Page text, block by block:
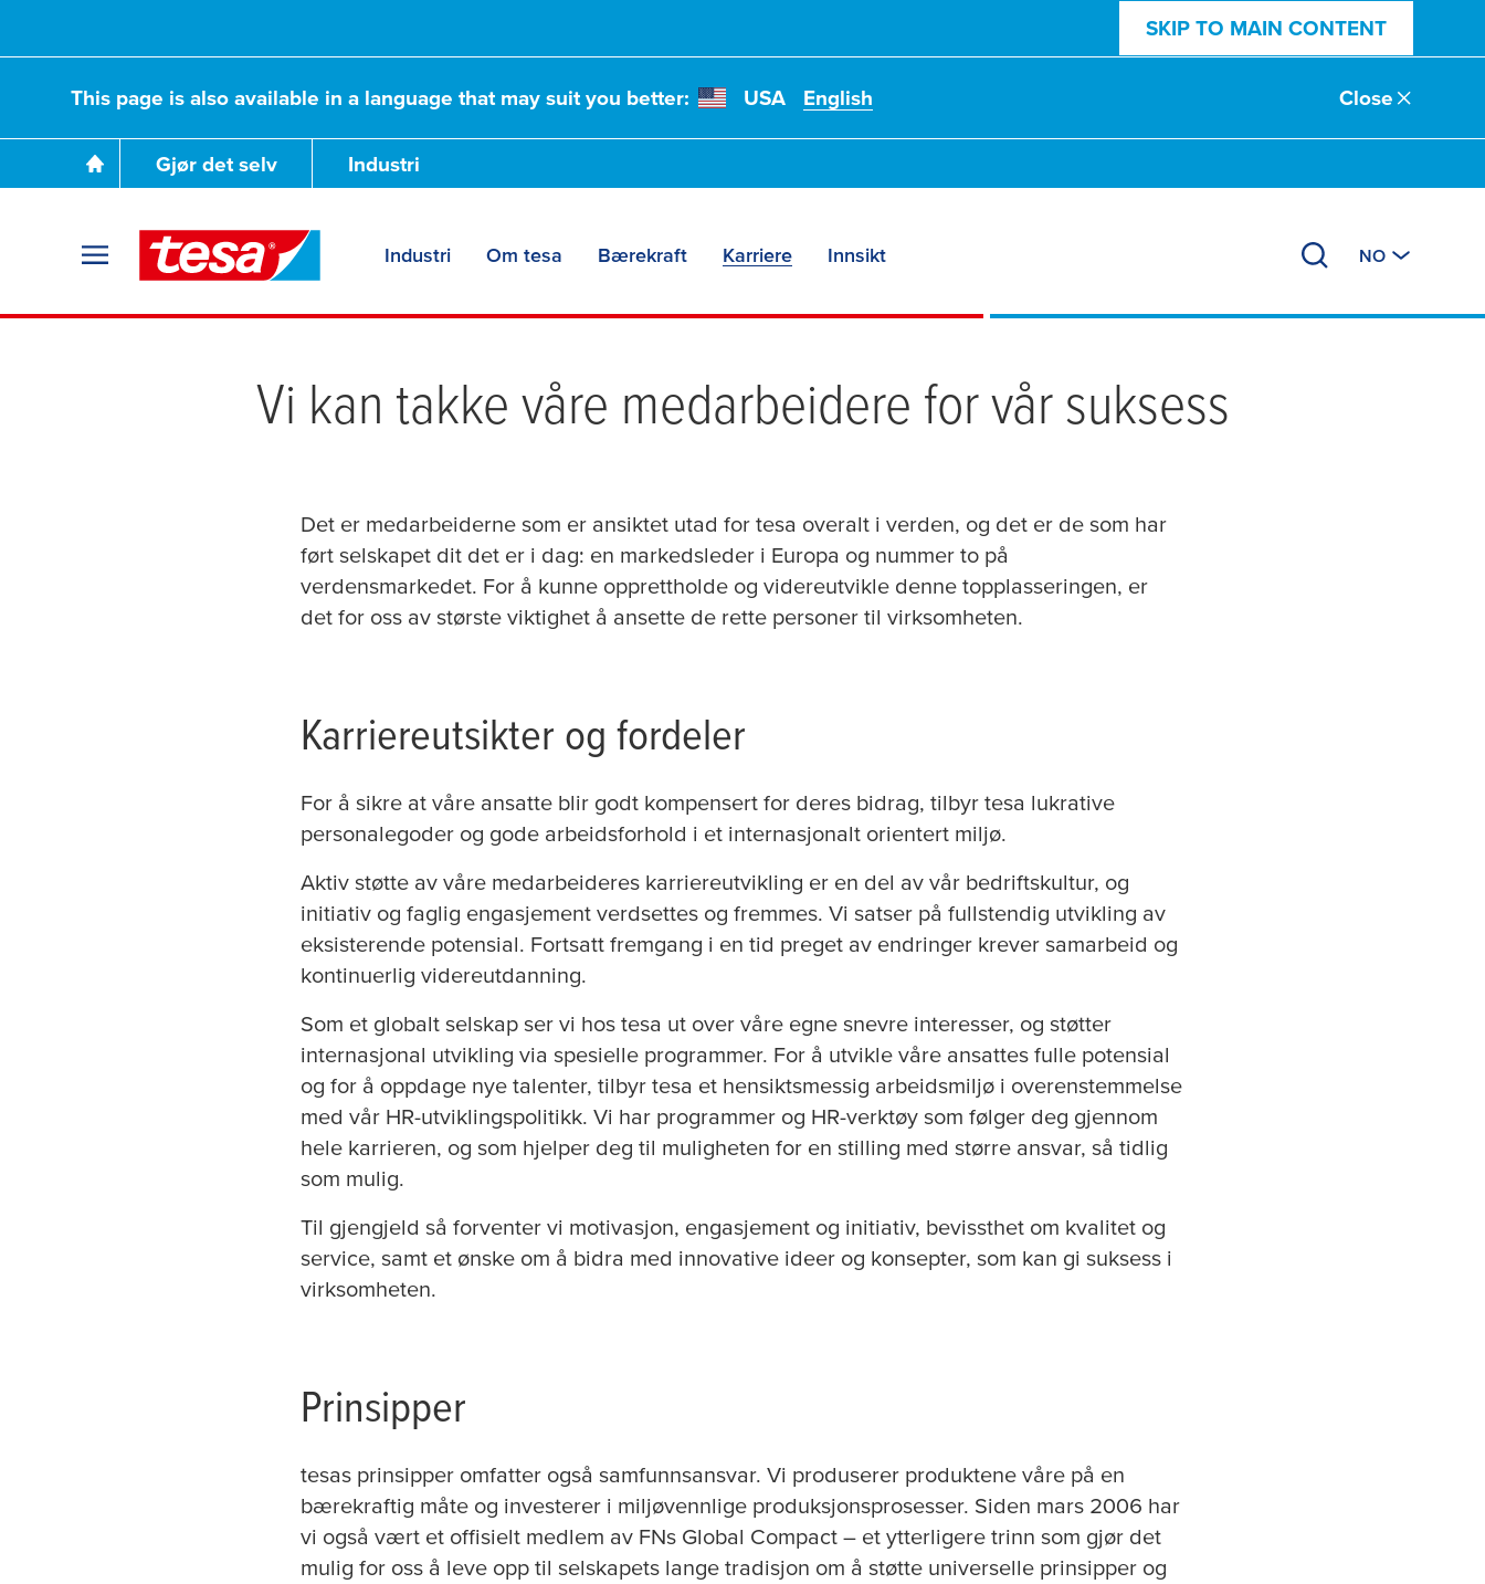
SKIP TO MAIN CONTENT
This page is also available in a language that may suit you better: USA English Close
Gjør det selv Industri
Industri Om tesa Bærekraft Karriere Innsikt NO
Vi kan takke våre medarbeidere for vår suksess
Det er medarbeiderne som er ansiktet utad for tesa overalt i verden, og det er de som har
ført selskapet dit det er i dag: en markedsleder i Europa og nummer to på
verdensmarkedet. For å kunne opprettholde og videreutvikle denne topplasseringen, er
det for oss av største viktighet å ansette de rette personer til virksomheten.
Karriereutsikter og fordeler
For å sikre at våre ansatte blir godt kompensert for deres bidrag, tilbyr tesa lukrative
personalegoder og gode arbeidsforhold i et internasjonalt orientert miljø.
Aktiv støtte av våre medarbeideres karriereutvikling er en del av vår bedriftskultur, og
initiativ og faglig engasjement verdsettes og fremmes. Vi satser på fullstendig utvikling av
eksisterende potensial. Fortsatt fremgang i en tid preget av endringer krever samarbeid og
kontinuerlig videreutdanning.
Som et globalt selskap ser vi hos tesa ut over våre egne snevre interesser, og støtter
internasjonal utvikling via spesielle programmer. For å utvikle våre ansattes fulle potensial
og for å oppdage nye talenter, tilbyr tesa et hensiktsmessig arbeidsmiljø i overenstemmelse
med vår HR-utviklingspolitikk. Vi har programmer og HR-verktøy som følger deg gjennom
hele karrieren, og som hjelper deg til muligheten for en stilling med større ansvar, så tidlig
som mulig.
Til gjengjeld så forventer vi motivasjon, engasjement og initiativ, bevissthet om kvalitet og
service, samt et ønske om å bidra med innovative ideer og konsepter, som kan gi suksess i
virksomheten.
Prinsipper
tesas prinsipper omfatter også samfunnsansvar. Vi produserer produktene våre på en
bærekraftig måte og investerer i miljøvennlige produksjonsprosesser. Siden mars 2006 har
vi også vært et offisielt medlem av FNs Global Compact – et ytterligere trinn som gjør det
mulig for oss å leve opp til selskapets lange tradisjon om å støtte universelle prinsipper og